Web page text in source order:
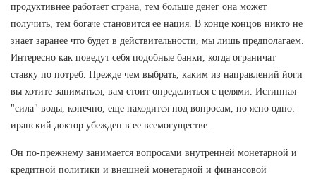
продуктивнее работает страна, тем больше денег она может
получить, тем богаче становится ее нация. В конце концов никто не
знает заранее что будет в действительности, мы лишь предполагаем.
Интересно как поведут себя подобные банки, когда ограничат
ставку по потреб. Прежде чем выбрать, каким из направлений йоги
вы хотите заниматься, вам стоит определиться с целями. Истинная
"сила" воды, конечно, еще находится под вопросам, но ясно одно:
иранский доктор убежден в ее всемогуществе.
Он по-прежнему занимается вопросами внутренней монетарной и
кредитной политики и внешней монетарной и финансовой